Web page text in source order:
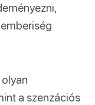
a szenzációs